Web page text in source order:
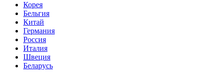
Корея
Бельгия
Китай
Германия
Россия
Италия
Швеция
Беларусь